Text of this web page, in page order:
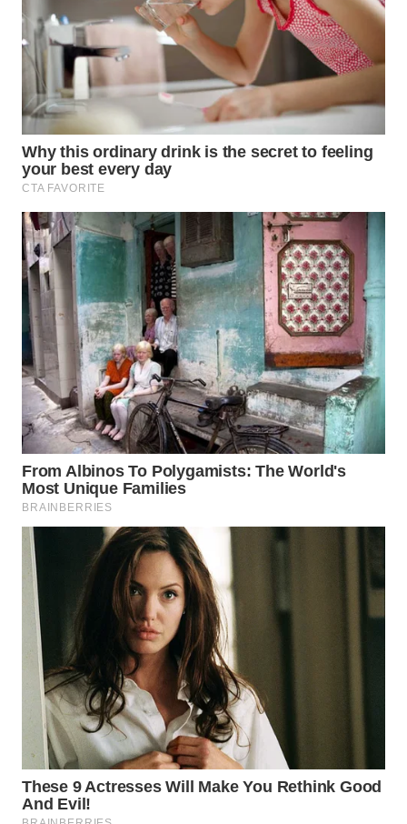
WN
SUKABUMI
WN
PURWAKARTA
WN
PRIANGAN
TIMUR
WN
SEMARANG
WN
SOLO
WN
BOROBUDUR
WN
MADURA
SURABAYA
NATUNA
WN
BINTAN
WN
MANDALIKA
WN